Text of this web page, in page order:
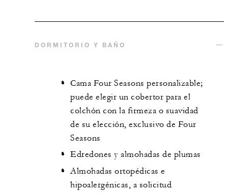
DORMITORIO Y BAÑO
Cama Four Seasons personalizable;
puede elegir un cobertor para el
colchón con la firmeza o suavidad
de su elección, exclusivo de Four
Seasons
Edredones y almohadas de plumas
Almohadas ortopédicas e
hipoalergénicas, a solicitud